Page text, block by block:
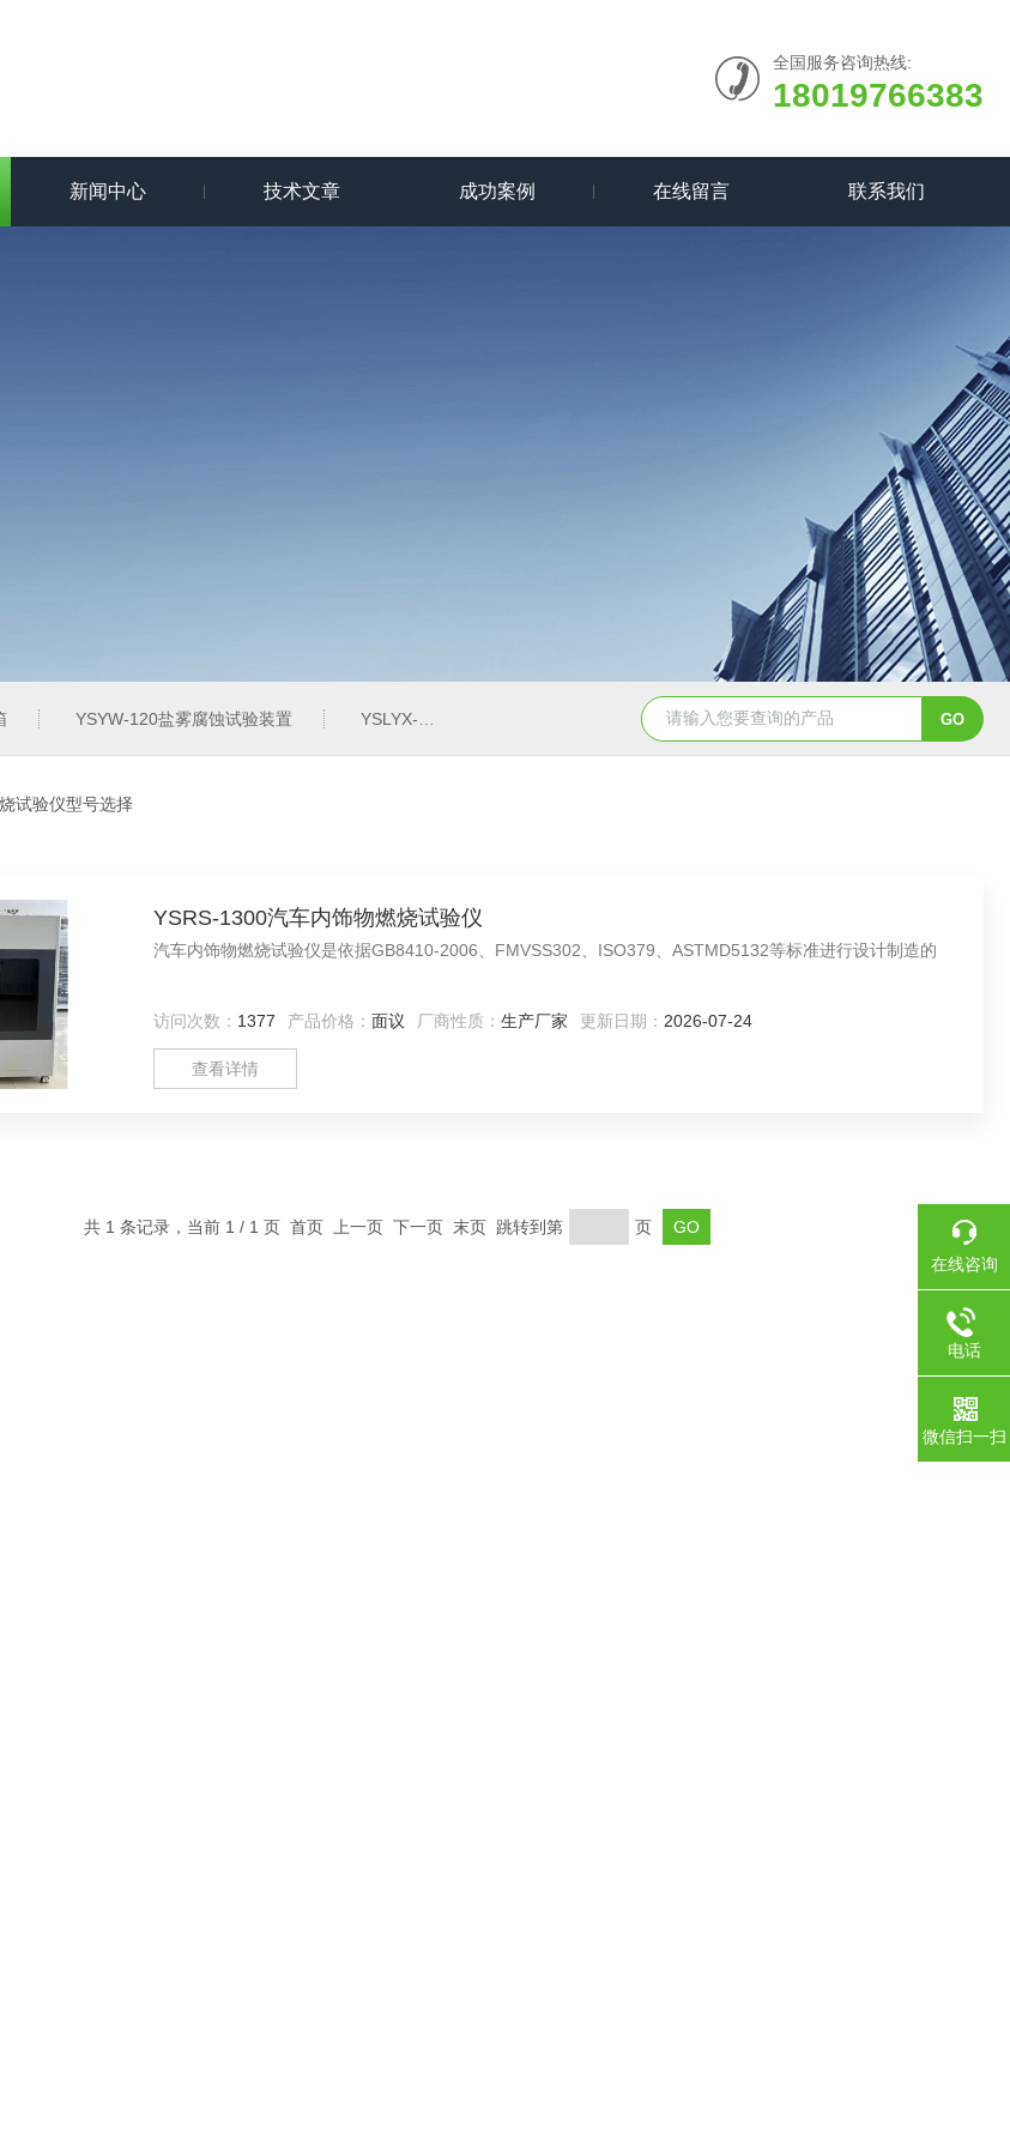
全国服务咨询热线:
18019766383
新闻中心 技术文章 成功案例 在线留言 联系我们
YSYW-120盐雾腐蚀试验装置 YSLYX-010防水试验设备 YSCYS-010臭氧老化试验设备
试验仪型号选择
YSRS-1300汽车内饰物燃烧试验仪
汽车内饰物燃烧试验仪是依据GB8410-2006、FMVSS302、ISO379、ASTMD5132等标准进行设计制造的
访问次数： 1377 产品价格： 面议 厂商性质： 生产厂家 更新日期： 2026-07-24
查看详情
共 1 条记录，当前 1 / 1 页 首页 上一页 下一页 末页 跳转到第
页
在线咨询
电话
微信扫一扫